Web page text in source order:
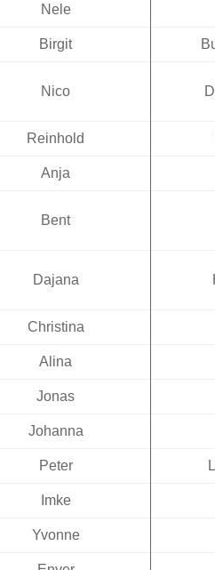
Nele
Birgit
Nico
Reinhold
Anja
Bent
Dajana
Christina
Alina
Jonas
Johanna
Peter
Imke
Yvonne